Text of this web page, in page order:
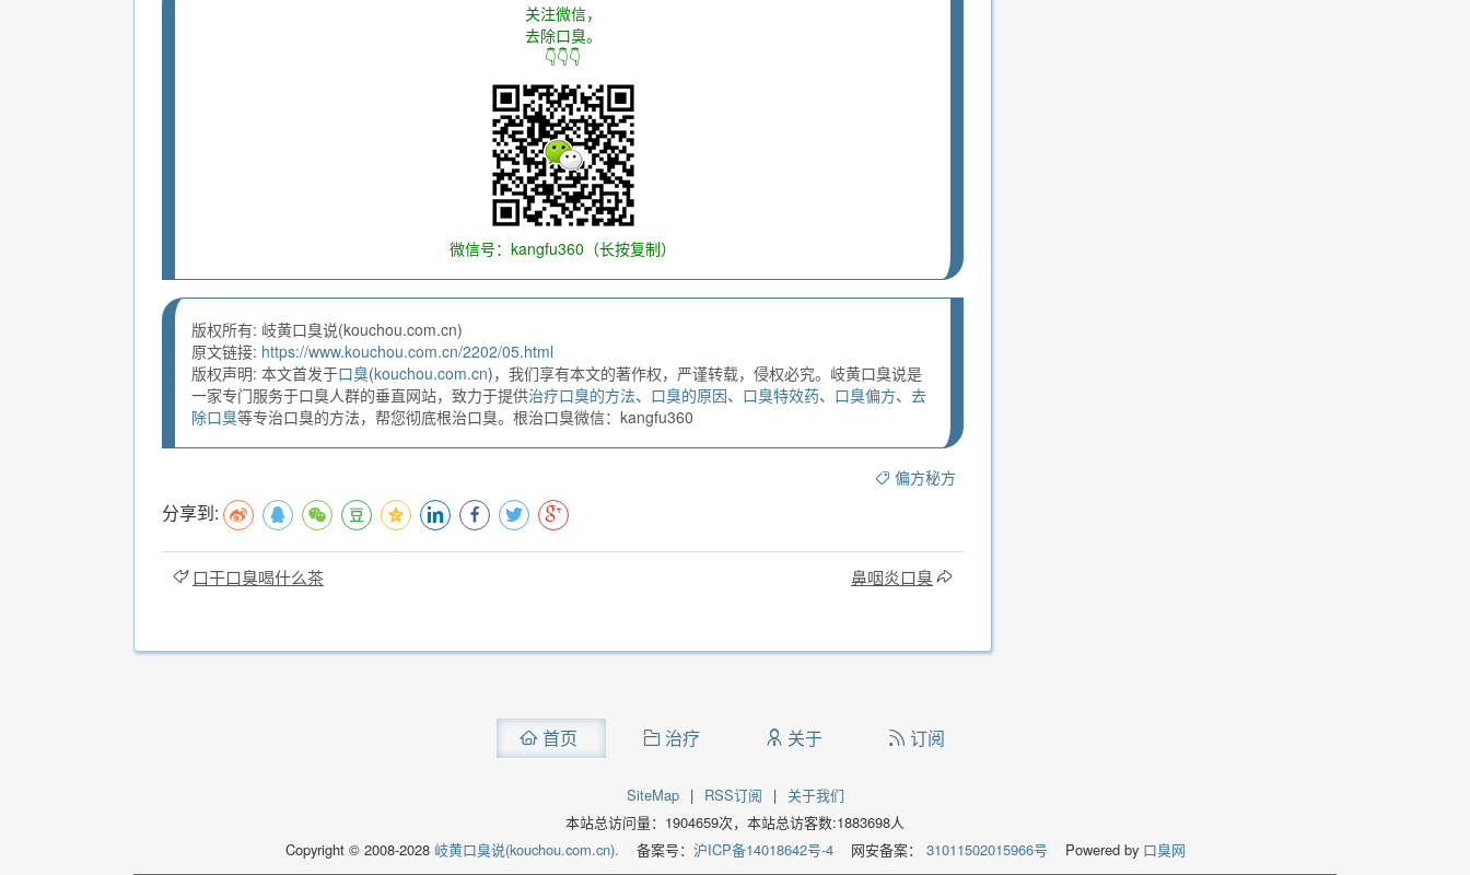
关注微信，
去除口臭。
👇👇👇
微信号：kangfu360（长按复制）
版权所有: 岐黄口臭说(kouchou.com.cn)
原文链接: https://www.kouchou.com.cn/2202/05.html
版权声明: 本文首发于口臭(kouchou.com.cn)，我们享有本文的著作权，严谨转载，侵权必究。岐黄口臭说是
一家专门服务于口臭人群的垂直网站，致力于提供治疗口臭的方法、 口臭的原因、 口臭特效药、 口臭偏方、 去
除口臭等专治口臭的方法，帮您彻底根治口臭。根治口臭微信：kangfu360
偏方秘方
分享到:
口干口臭喝什么茶 鼻咽炎口臭
首页 治疗 关于 订阅
SiteMap | RSS订阅 |
关于我们
本站总访问量： 1904659次，本站总访客数:1883698人
Copyright © 2008-2028 岐黄口臭说(kouchou.com.cn). 备案号： 沪ICP备14018642号-4 网安备案： 31011502015966号 Powered by口臭网